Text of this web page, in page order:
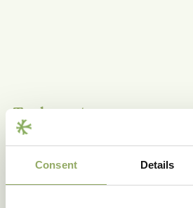
Consent Details
Toekomst
We zijn nu bij tripssoorten
nauwelijks publieke informatie van
vervolgens het trips-DNA te